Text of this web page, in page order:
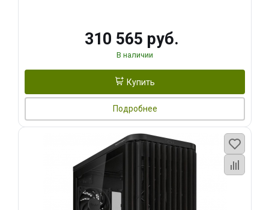
310 565 руб.
В наличии
Купить
Подробнее